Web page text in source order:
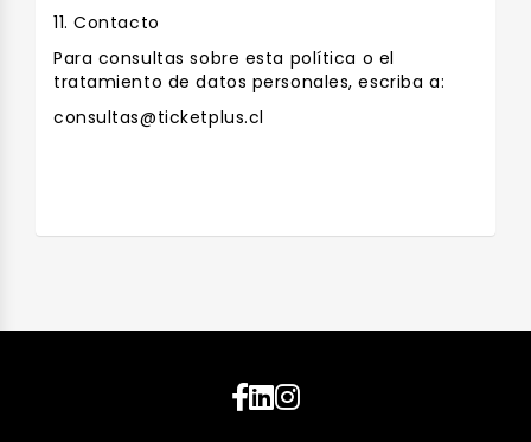
11. Contacto
Para consultas sobre esta política o el
tratamiento de datos personales, escriba a:
consultas@ticketplus.cl